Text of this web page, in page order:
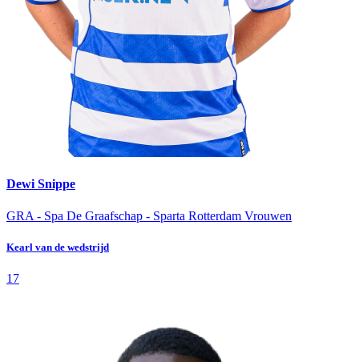
Dewi Snippe
GRA - Spa De Graafschap - Sparta Rotterdam Vrouwen
Kearl van de wedstrijd
17